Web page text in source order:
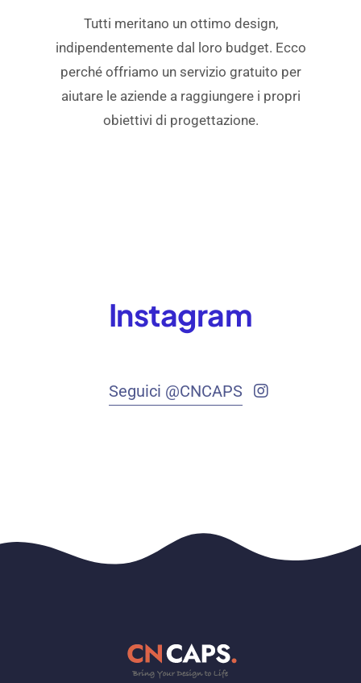
Tutti meritano un ottimo design,
indipendentemente dal loro budget. Ecco
perché offriamo un servizio gratuito per
aiutare le aziende a raggiungere i propri
obiettivi di progettazione.
Instagram
Seguici @CNCAPS